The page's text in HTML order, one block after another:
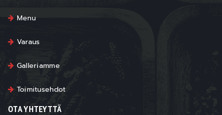
Menu
Varaus
Galleriamme
Toimitusehdot
OTA YHTEYTTÄ